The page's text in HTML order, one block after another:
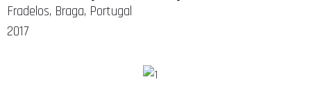
Fradelos, Braga, Portugal
2017